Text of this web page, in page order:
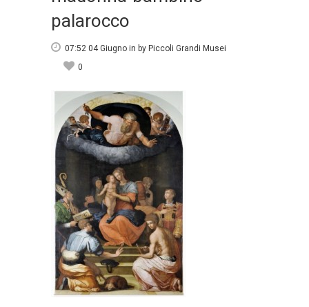
palarocco
07:52 04 Giugno in by Piccoli Grandi Musei
0